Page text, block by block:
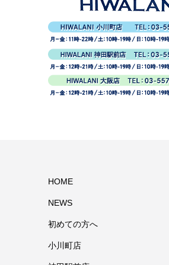
HOME
NEWS
初めての方へ
小川町店